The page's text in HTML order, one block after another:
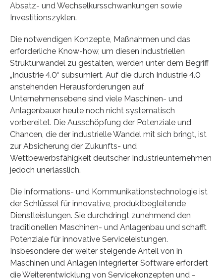
Absatz- und Wechselkursschwankungen sowie
Investitionszyklen.
Die notwendigen Konzepte, Maßnahmen und das
erforderliche Know-how, um diesen industriellen
Strukturwandel zu gestalten, werden unter dem Begriff
„Industrie 4.0“ subsumiert. Auf die durch Industrie 4.0
anstehenden Herausforderungen auf
Unternehmensebene sind viele Maschinen- und
Anlagenbauer heute noch nicht systematisch
vorbereitet. Die Ausschöpfung der Potenziale und
Chancen, die der industrielle Wandel mit sich bringt, ist
zur Absicherung der Zukunfts- und
Wettbewerbsfähigkeit deutscher Industrieunternehmen
jedoch unerlässlich.
Die Informations- und Kommunikationstechnologie ist
der Schlüssel für innovative, produktbegleitende
Dienstleistungen. Sie durchdringt zunehmend den
traditionellen Maschinen- und Anlagenbau und schafft
Potenziale für innovative Serviceleistungen.
Insbesondere der weiter steigende Anteil von in
Maschinen und Anlagen integrierter Software erfordert
die Weiterentwicklung von Servicekonzepten und -